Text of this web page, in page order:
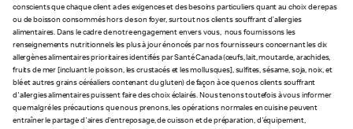
conscients que chaque client a des exigences et des besoins particuliers quant au choix de repas
ou de boisson consommés hors de son foyer, surtout nos clients souffrant d’allergies
alimentaires. Dans le cadre de notre engagement envers vous, nous fournissons les
renseignements nutritionnels les plus à jour énoncés par nos fournisseurs concernant les dix
allergènes alimentaires prioritaires identifiés par Santé Canada (œufs, lait, moutarde, arachides,
fruits de mer [incluant le poisson, les crustacés et les mollusques], sulfites, sésame, soja, noix, et
blé et autres grains céréaliers contenant du gluten) de façon à ce que nos clients souffrant
d'allergies alimentaires puissent faire des choix éclairés. Nous tenons toutefois à vous informer
que malgré les précautions que nous prenons, les opérations normales en cuisine peuvent
entraîner le partage d'aires d'entreposage, de cuisson et de préparation, d'équipement,